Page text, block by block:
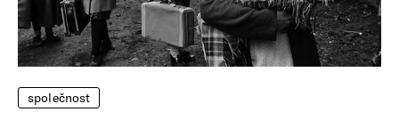
společnost